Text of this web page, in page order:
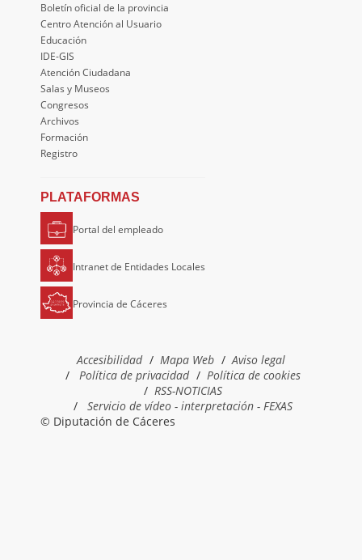
Boletín oficial de la provincia
Centro Atención al Usuario
Educación
IDE-GIS
Atención Ciudadana
Salas y Museos
Congresos
Archivos
Formación
Registro
PLATAFORMAS
Portal del empleado
Intranet de Entidades Locales
Provincia de Cáceres
Accesibilidad Mapa Web
Aviso legal
Política de privacidad
Política de cookies
RSS-NOTICIAS
Servicio de vídeo - interpretación - FEXAS
© Diputación de Cáceres